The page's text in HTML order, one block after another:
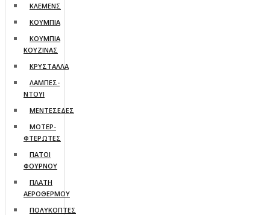
ΚΛΕΜΕΝΣ
ΚΟΥΜΠΙΑ
ΚΟΥΜΠΙΑ
ΚΟΥΖΙΝΑΣ
ΚΡΥΣΤΑΛΛΑ
ΛΑΜΠΕΣ-
ΝΤΟΥΙ
ΜΕΝΤΕΣΕΔΕΣ
ΜΟΤΕΡ-
ΦΤΕΡΩΤΕΣ
ΠΑΤΟΙ
ΦΟΥΡΝΟΥ
ΠΛΑΤΗ
ΑΕΡΟΘΕΡΜΟΥ
ΠΟΛΥΚΟΠΤΕΣ